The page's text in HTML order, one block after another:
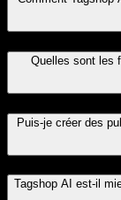
Quelles sont les
Puis-je créer des
Tagshop AI est-il